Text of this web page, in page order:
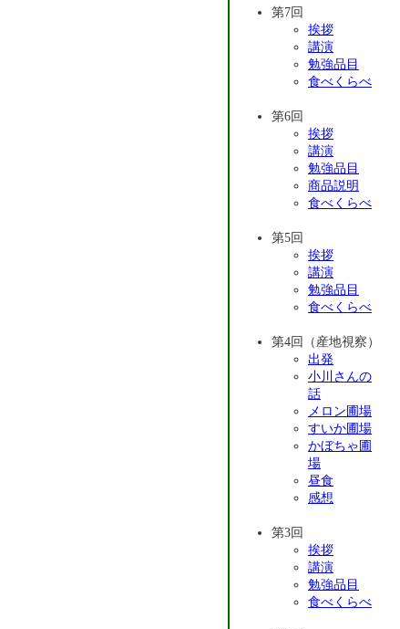
第7回
挨拶
講演
勉強品目
食べくらべ
第6回
挨拶
講演
勉強品目
商品説明
食べくらべ
第5回
挨拶
講演
勉強品目
食べくらべ
第4回（産地視察）
出発
小川さんの
話
メロン圃場
すいか圃場
かぼちゃ圃
場
昼食
感想
第3回
挨拶
講演
勉強品目
食べくらべ